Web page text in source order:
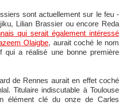
sont actuellement sur le feu -
Lilian Brassier ou encore Reda
qui serait également intéressé
Olaigbe, aurait coché le nom
qui a réalisé une bonne première
de Rennes aurait en effet coché
Titulaire indiscutable à Toulouse
élément clé du onze de Carles